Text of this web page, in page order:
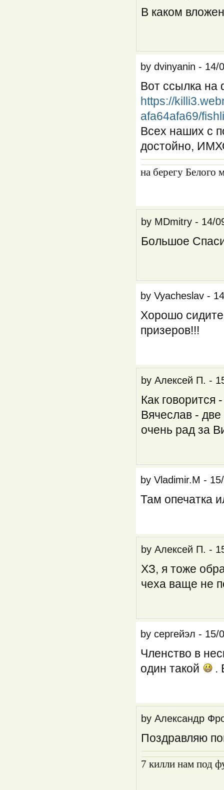
В каком
bydvinyanin - 14/
Вот ссылка на
https://
afa64afa69/
Всех наших с
достойно,
на берегу Белого
by MDmitry - 14/
Большое
byVyacheslav -
Хорошо
призеров!!!
byАлексей П. -
Как
Вячеслав -
очень рад за
byVladimir.M -
Там опечатка
byАлексей П. -
ХЗ, я тоже
чеха ваще не
byсергейэл - 15/
Членство в
один такой
.
byАлександр
Поздравляю
7 килли нам под